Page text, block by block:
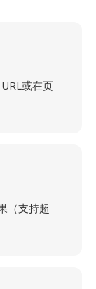
或在页
（支持超